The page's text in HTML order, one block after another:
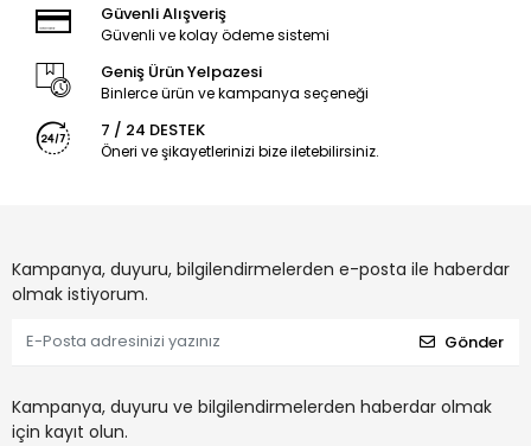
Güvenli Alışveriş
Güvenli ve kolay ödeme sistemi
Geniş Ürün Yelpazesi
Binlerce ürün ve kampanya seçeneği
7 / 24 DESTEK
Öneri ve şikayetlerinizi bize iletebilirsiniz.
Kampanya, duyuru, bilgilendirmelerden e-posta ile haberdar
olmak istiyorum.
Gönder
Kampanya, duyuru ve bilgilendirmelerden haberdar olmak
için kayıt olun.